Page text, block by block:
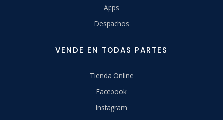
Apps
Despachos
VENDE EN TODAS PARTES
Tienda Online
Facebook
Instagram